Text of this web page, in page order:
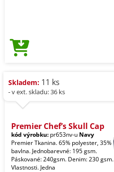
Skladem: 11 ks
- v ext. skladu: 36 ks
Premier Chef’s Skull Cap
kód výrobku: pr653nv-u Navy
Premier Tkanina. 65% polyester, 35%
bavlna. Jednobarevné: 195 gsm.
Páskované: 240gsm. Denim: 230 gsm.
Vlastnosti. Jedna